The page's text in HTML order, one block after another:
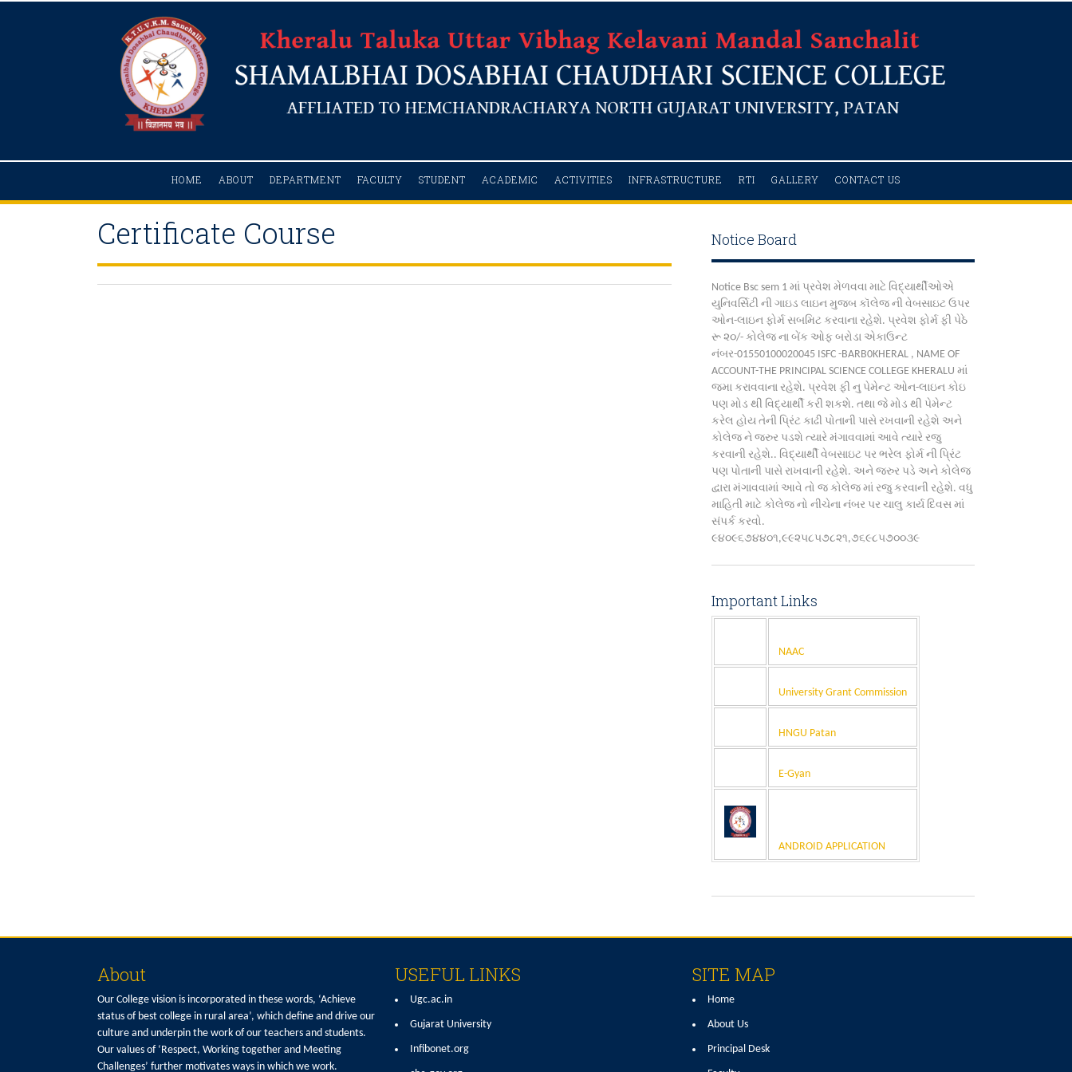
HOME ABOUT DEPARTMENT FACULTY STUDENT ACADEMIC ACTIVITIES INFRASTRUCTURE RTI GALLERY CONTACT US
Certificate Course Notice Board
Notice Bsc sem 1 માં પ્રવેશ મેળવવા માટે વિદ્યાર્થીઓએ
યુનિવર્સિટી ની ગાઇડ લાઇન મુજબ કૉલેજ ની વેબસાઇટ ઉપર
ઓન-લાઇન ફોર્મ સબમિટ કરવાના રહેશે. પ્રવેશ ફોર્મ ફી પેઠે
રૂ ૨૦/- કોલેજ ના બેંક ઓફ બરોડા એકાઉન્ટ
નંબર-01550100020045 ISFC -BARB0KHERAL , NAME OF
ACCOUNT-THE PRINCIPAL SCIENCE COLLEGE KHERALU માં
જમા કરાવવાના રહેશે. પ્રવેશ ફી નુ પેમેન્ટ ઓન-લાઇન કોઇ
પણ મોડ થી વિદ્યાર્થી કરી શકશે. તથા જે મોડ થી પેમેન્ટ
કરેલ હોય તેની પ્રિંટ કાઢી પોતાની પાસે રખવાની રહેશે અને
કોલેજ ને જરુર પડશે ત્યારે મંગાવવામાં આવે ત્યારે રજુ
કરવાની રહેશે.. વિદ્યાર્થી વેબસાઇટ પર ભરેલ ફોર્મ ની પ્રિંટ
પણ પોતાની પાસે રાખવાની રહેશે. અને જરુર પડે અને કોલેજ
દ્વારા મંગાવવામાં આવે તો જ કોલેજ માં રજુ કરવાની રહેશે. વધુ
માહિતી માટે કોલેજ નો નીચેના નંબર પર ચાલુ કાર્ય દિવસ માં
સંપર્ક કરવો.
૯૪૦૯૬૭૪૪૦૧,૯૯૨૫૮૫૭૮૨૧,૭૬૯૮૫૭૦૦૩૯
Important Links
NAAC
University Grant Commission
HNGU Patan
E-Gyan
ANDROID APPLICATION
About
Our College vision is incorporated in these words, ‘Achieve
status of best college in rural area’, which define and drive our
culture and underpin the work of our teachers and students.
Our values of ‘Respect, Working together and Meeting
Challenges’ further motivates ways in which we work.
USEFUL LINKS
Ugc.ac.in
Gujarat University
Infibonet.org
SITE MAP
Home
About Us
Principal Desk